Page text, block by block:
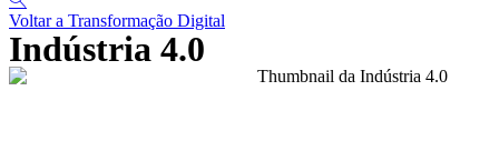
Voltar a Transformação Digital
Indústria 4.0